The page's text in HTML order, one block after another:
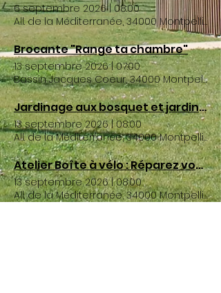
6 septembre 2026| 08:00
All. de la Méditerranée, 34000 Montpellier,
Brocante "Range ta chambre"
13 septembre 2026|07:00
Bassin Jacques Coeur, 34000 Montpellier,
Jardinage aux bosquet et jardin partagé Wangari Maathaï
13 septembre 2026|08:00
All. de la Méditerranée, 34000 Montpellier,
Atelier Boîte à vélo : Réparez votre destrier à moindre frais !
13 septembre 2026|08:00
All. de la Méditerranée, 34000 Montpellier,